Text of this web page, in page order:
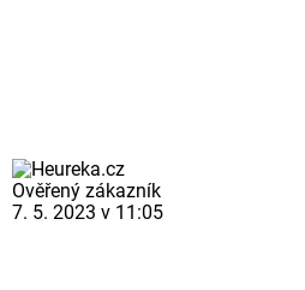
Ověřený zákazník
7. 5. 2023 v 11:05